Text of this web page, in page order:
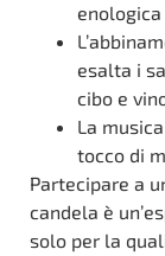
esalta i
cibo e
La
tocco di
Partecipare a
candela è
solo per la